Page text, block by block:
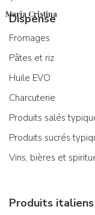
Maria Cristina
Dispense
Fromages
Pâtes et riz
Huile EVO
Charcuterie
Produits salés
Produits sucrés
Vins, bières et
Produits